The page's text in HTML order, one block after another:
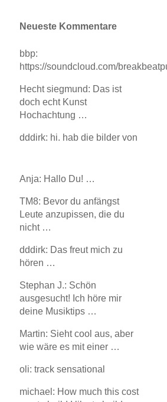
Neueste Kommentare
bbp:
https://soundcloud.com/
Hecht siegmund: Das ist
doch echt Kunst
Hochachtung …
dddirk: hi. hab die bilder von
Anja: Hallo Du! …
TM8: Bevor du anfängst
Leute anzupissen, die du
nicht …
dddirk: Das freut mich zu
hören …
Stephan J.: Schön
ausgesucht! Ich höre mir
deine Musiktips …
Martin: Sieht cool aus, aber
wie wäre es mit einer …
oli: track sensational
michael: How much this cost